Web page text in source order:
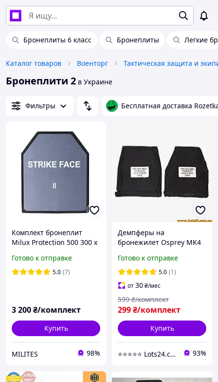
Бронеплиты 6 класс Бронеплиты Легкие
Каталог товаров Военторг Тактическая защита и
Бронеплити 2 в Украине
Фильтры Бесплатная доставка
Комплект бронеплит
Milux Protection 500 300 x
Готово к отправке
5.0 (7)
3 200₴/комплект
Купить
MILITES 98%
Демпферы на
бронежилет Osprey MK4
демпфер для бронеплиты
Готово к отправке
5.0 (1)
от30₴/мес
299₴/комплект
599 ₴/комплект
Купить
⭐️⭐️⭐️⭐️⭐️ Lots24.com.ua 93%